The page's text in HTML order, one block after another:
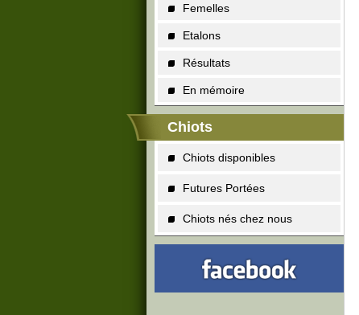
Femelles
Etalons
Résultats
En mémoire
Chiots
Chiots disponibles
Futures Portées
Chiots nés chez nous